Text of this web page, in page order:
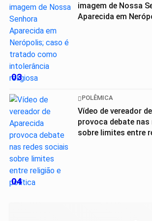
03
imagem de Nossa
Aparecida em
04
POLÊMICA
Vídeo de vereador
provoca debate
sobre limites entre